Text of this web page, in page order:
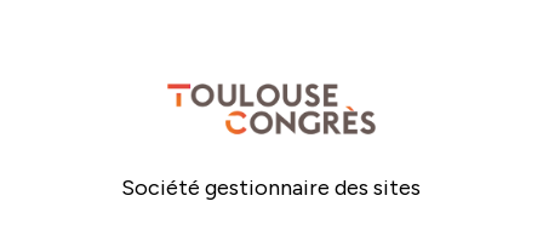
Société gestionnaire des sites